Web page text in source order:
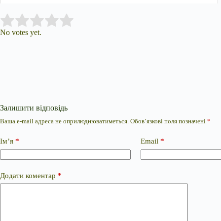
Rate this item:
No votes yet.
Залишити відповідь
Ваша e-mail адреса не оприлюднюватиметься. Обов’язкові поля позначені *
Ім’я * Email *
Додати коментар *